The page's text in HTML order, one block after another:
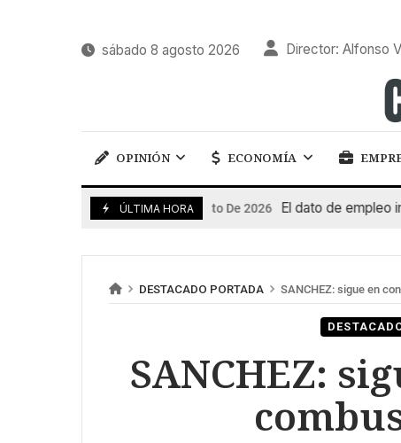
sábado 8 agosto 2026 Director: Alfonso
OPINIÓN ECONOMÍA
ÚLTIMA HORA
7 De Agosto De 2026 El dato de empleo
DESTACADO PORTADA SANCHEZ: sigue en
SANCHEZ: